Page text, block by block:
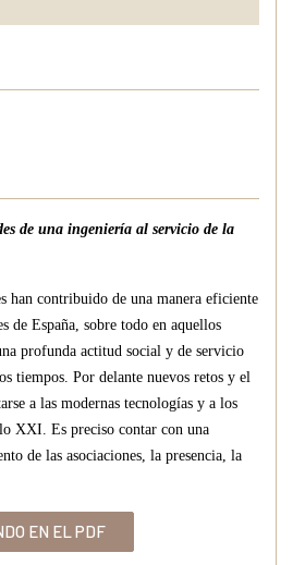
de una ingeniería al servicio de la
han contribuido de una manera eficiente
de España, sobre todo en aquellos
profunda actitud social y de servicio
tiempos. Por delante nuevos retos y el
a las modernas tecnologías y a los
XXI. Es preciso contar con una
de las asociaciones, la presencia, la
EN EL PDF